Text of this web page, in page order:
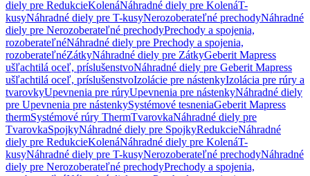
diely pre RedukcieKolenáNáhradné diely pre KolenáT-
kusyNáhradné diely pre T-kusyNerozoberateľné prechodyNáhradné
diely pre Nerozoberateľné prechodyPrechody a spojenia,
rozoberateľnéNáhradné diely pre Prechody a spojenia,
rozoberateľnéZátkyNáhradné diely pre ZátkyGeberit Mapress
ušľachtilá oceľ, príslušenstvoNáhradné diely pre Geberit Mapress
ušľachtilá oceľ, príslušenstvoIzolácie pre nástenkyIzolácia pre rúry a
tvarovkyUpevnenia pre rúryUpevnenia pre nástenkyNáhradné diely
pre Upevnenia pre nástenkySystémové tesneniaGeberit Mapress
thermSystémové rúry ThermTvarovkaNáhradné diely pre
TvarovkaSpojkyNáhradné diely pre SpojkyRedukcieNáhradné
diely pre RedukcieKolenáNáhradné diely pre KolenáT-
kusyNáhradné diely pre T-kusyNerozoberateľné prechodyNáhradné
diely pre Nerozoberateľné prechodyPrechody a spojenia,